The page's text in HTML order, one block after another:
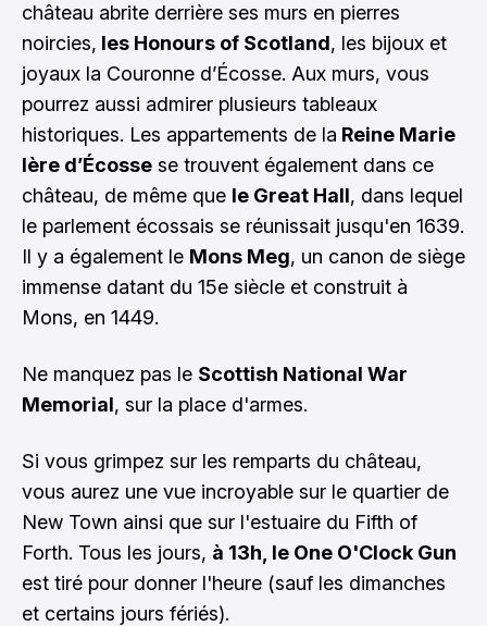
château abrite derrière ses murs en pierres
noircies, les Honours of Scotland, les bijoux et
joyaux la Couronne d’Écosse. Aux murs, vous
pourrez aussi admirer plusieurs tableaux
historiques. Les appartements de la Reine Marie
Ière d’Écosse se trouvent également dans ce
château, de même que le Great Hall, dans lequel
le parlement écossais se réunissait jusqu'en 1639.
Il y a également le Mons Meg, un canon de siège
immense datant du 15e siècle et construit à
Mons, en 1449.
Ne manquez pas le Scottish National War
Memorial, sur la place d'armes.
Si vous grimpez sur les remparts du château,
vous aurez une vue incroyable sur le quartier de
New Town ainsi que sur l'estuaire du Fifth of
Forth. Tous les jours, à 13h, le One O'Clock Gun
est tiré pour donner l'heure (sauf les dimanches
et certains jours fériés).